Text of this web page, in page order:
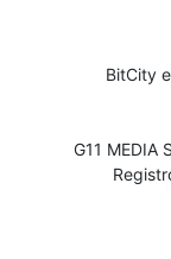
BitCity
G11 MEDIA